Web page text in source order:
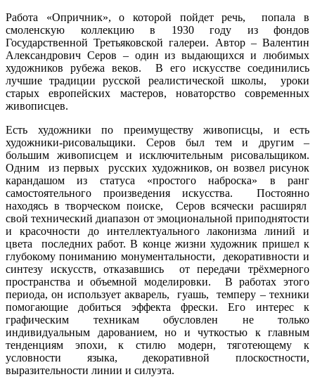
Работа «Опричник», о которой пойдет речь, попала в
смоленскую коллекцию в 1930 году из фондов
Государственной Третьяковской галереи. Автор – Валентин
Александрович Серов – один из выдающихся и любимых
художников рубежа веков. В его искусстве соединились
лучшие традиции русской реалистической школы, уроки
старых европейских мастеров, новаторство современных
живописцев.
Есть художники по преимуществу живописцы, и есть
художники-рисовальщики. Серов был тем и другим –
большим живописцем и исключительным рисовальщиком.
Одним из первых русских художников, он возвел рисунок
карандашом из статуса «простого наброска» в ранг
самостоятельного произведения искусства. Постоянно
находясь в творческом поиске, Серов всячески расширял
свой технический диапазон от эмоциональной приподнятости
и красочности до интеллектуального лаконизма линий и
цвета последних работ. В конце жизни художник пришел к
глубокому пониманию монументальности, декоративности и
синтезу искусств, отказавшись от передачи трёхмерного
пространства и объемной моделировки. В работах этого
периода, он использует акварель, гуашь, темперу – техники
помогающие добиться эффекта фрески. Его интерес к
графическим техникам обусловлен не только
индивидуальным дарованием, но и чуткостью к главным
тенденциям эпохи, к стилю модерн, тяготеющему к
условности языка, декоративной плоскостности,
выразительности линии и силуэта.